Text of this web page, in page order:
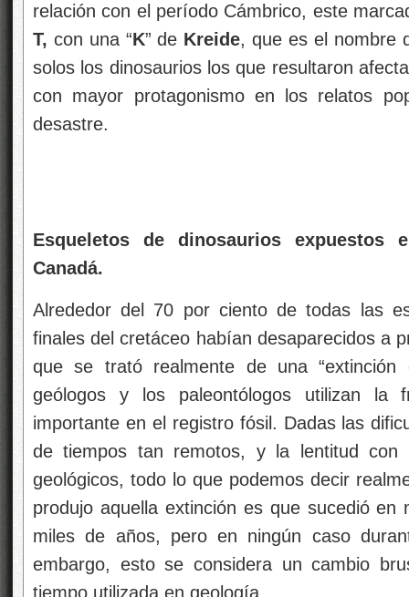
relación con el período Cámbrico, este
T, con una “K” de Kreide, que es el nombre
solos los dinosaurios los que resultaron
con mayor protagonismo en los relatos
desastre.
Esqueletos de dinosaurios expuestos
Canadá.
Alrededor del 70 por ciento de todas las
finales del cretáceo habían desaparecidos a
que se trató realmente de una
geólogos y los paleontólogos utilizan la
importante en el registro fósil. Dadas las
de tiempos tan remotos, y la lentitud
geológicos, todo lo que podemos decir
produjo aquella extinción es que sucedió
miles de años, pero en ningún caso
embargo, esto se considera un cambio
tiempo utilizada en geología.